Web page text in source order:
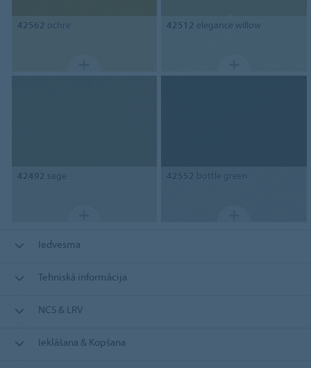
42562 ochre 42512 elegance willow
42492 sage 42552 bottle green
Iedvesma
Tehniskā informācija
NCS & LRV
Ieklāšana & Kopšana